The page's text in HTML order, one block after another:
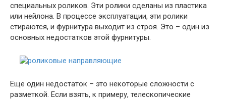
специальных роликов. Эти ролики сделаны из пластика
или нейлона. В процессе эксплуатации, эти ролики
стираются, и фурнитура выходит из строя. Это – один из
основных недостатков этой фурнитуры.
Еще один недостаток – это некоторые сложности с
разметкой. Если взять, к примеру, телескопические